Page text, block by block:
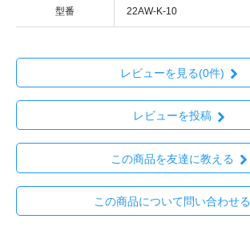
型番 22AW-K-10
レビューを見る(0件)
レビューを投稿
この商品を友達に教える
この商品について問い合わせる